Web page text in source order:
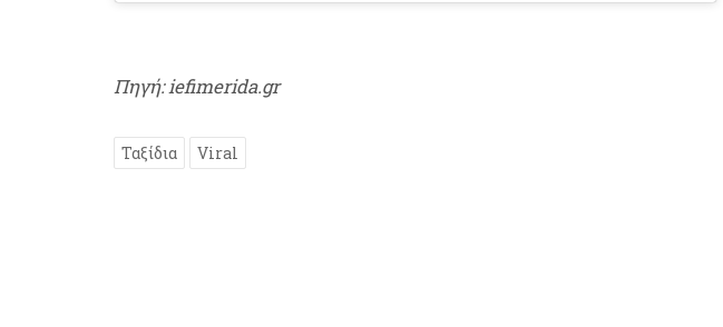
Πηγή: iefimerida.gr
Ταξίδια Viral